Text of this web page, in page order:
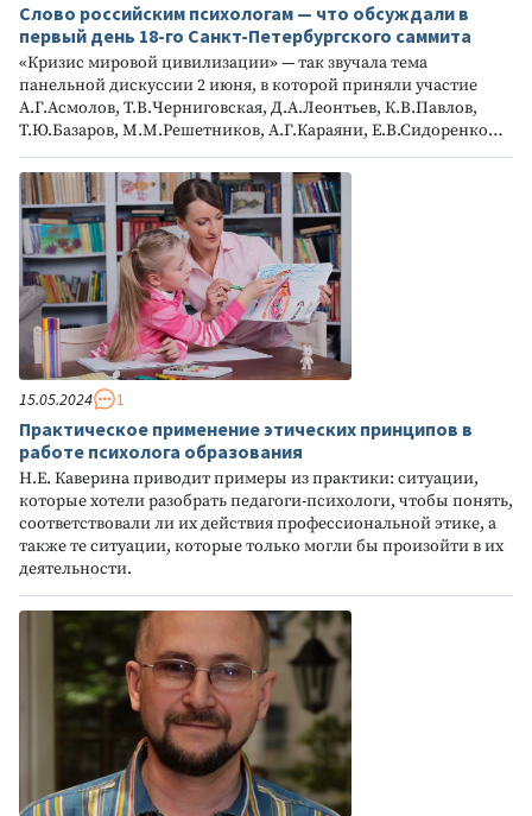
Слово российским психологам — что обсуждали в
первый день 18-го Санкт-Петербургского саммита
«Кризис мировой цивилизации» — так звучала тема
панельной дискуссии 2 июня, в которой приняли участие
А.Г.Асмолов, Т.В.Черниговская, Д.А.Леонтьев, К.В.Павлов,
Т.Ю.Базаров, М.М.Решетников, А.Г.Караяни, Е.В.Сидоренко…
15.05.2024 1
Практическое применение этических принципов в
работе психолога образования
Н.Е. Каверина приводит примеры из практики: ситуации,
которые хотели разобрать педагоги-психологи, чтобы понять,
соответствовали ли их действия профессиональной этике, а
также те ситуации, которые только могли бы произойти в их
деятельности.